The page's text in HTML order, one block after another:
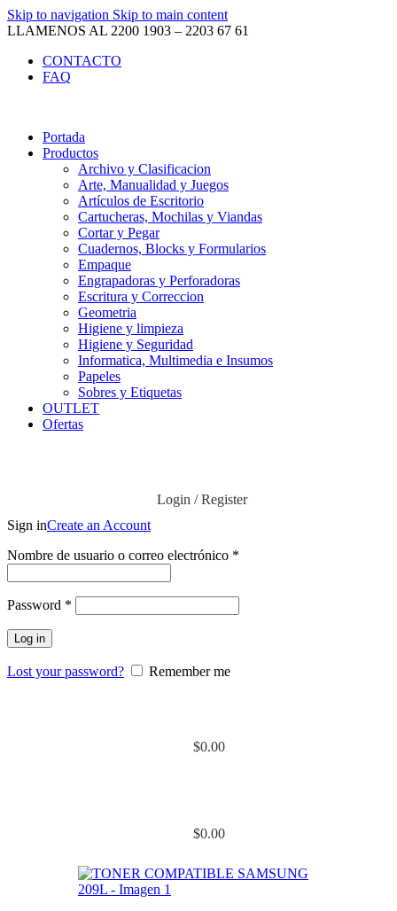
Skip to navigation Skip to main content
LLAMENOS AL 2200 1903 – 2203 67 61
CONTACTO
FAQ
Portada
Productos
Archivo y Clasificacion
Arte, Manualidad y Juegos
Artículos de Escritorio
Cartucheras, Mochilas y Viandas
Cortar y Pegar
Cuadernos, Blocks y Formularios
Empaque
Engrapadoras y Perforadoras
Escritura y Correccion
Geometria
Higiene y limpieza
Higiene y Seguridad
Informatica, Multimedia e Insumos
Papeles
Sobres y Etiquetas
OUTLET
Ofertas
Login / Register
Sign inCreate an Account
Nombre de usuario o correo electrónico *
Password *
Log in
Lost your password? Remember me
$0.00
$0.00